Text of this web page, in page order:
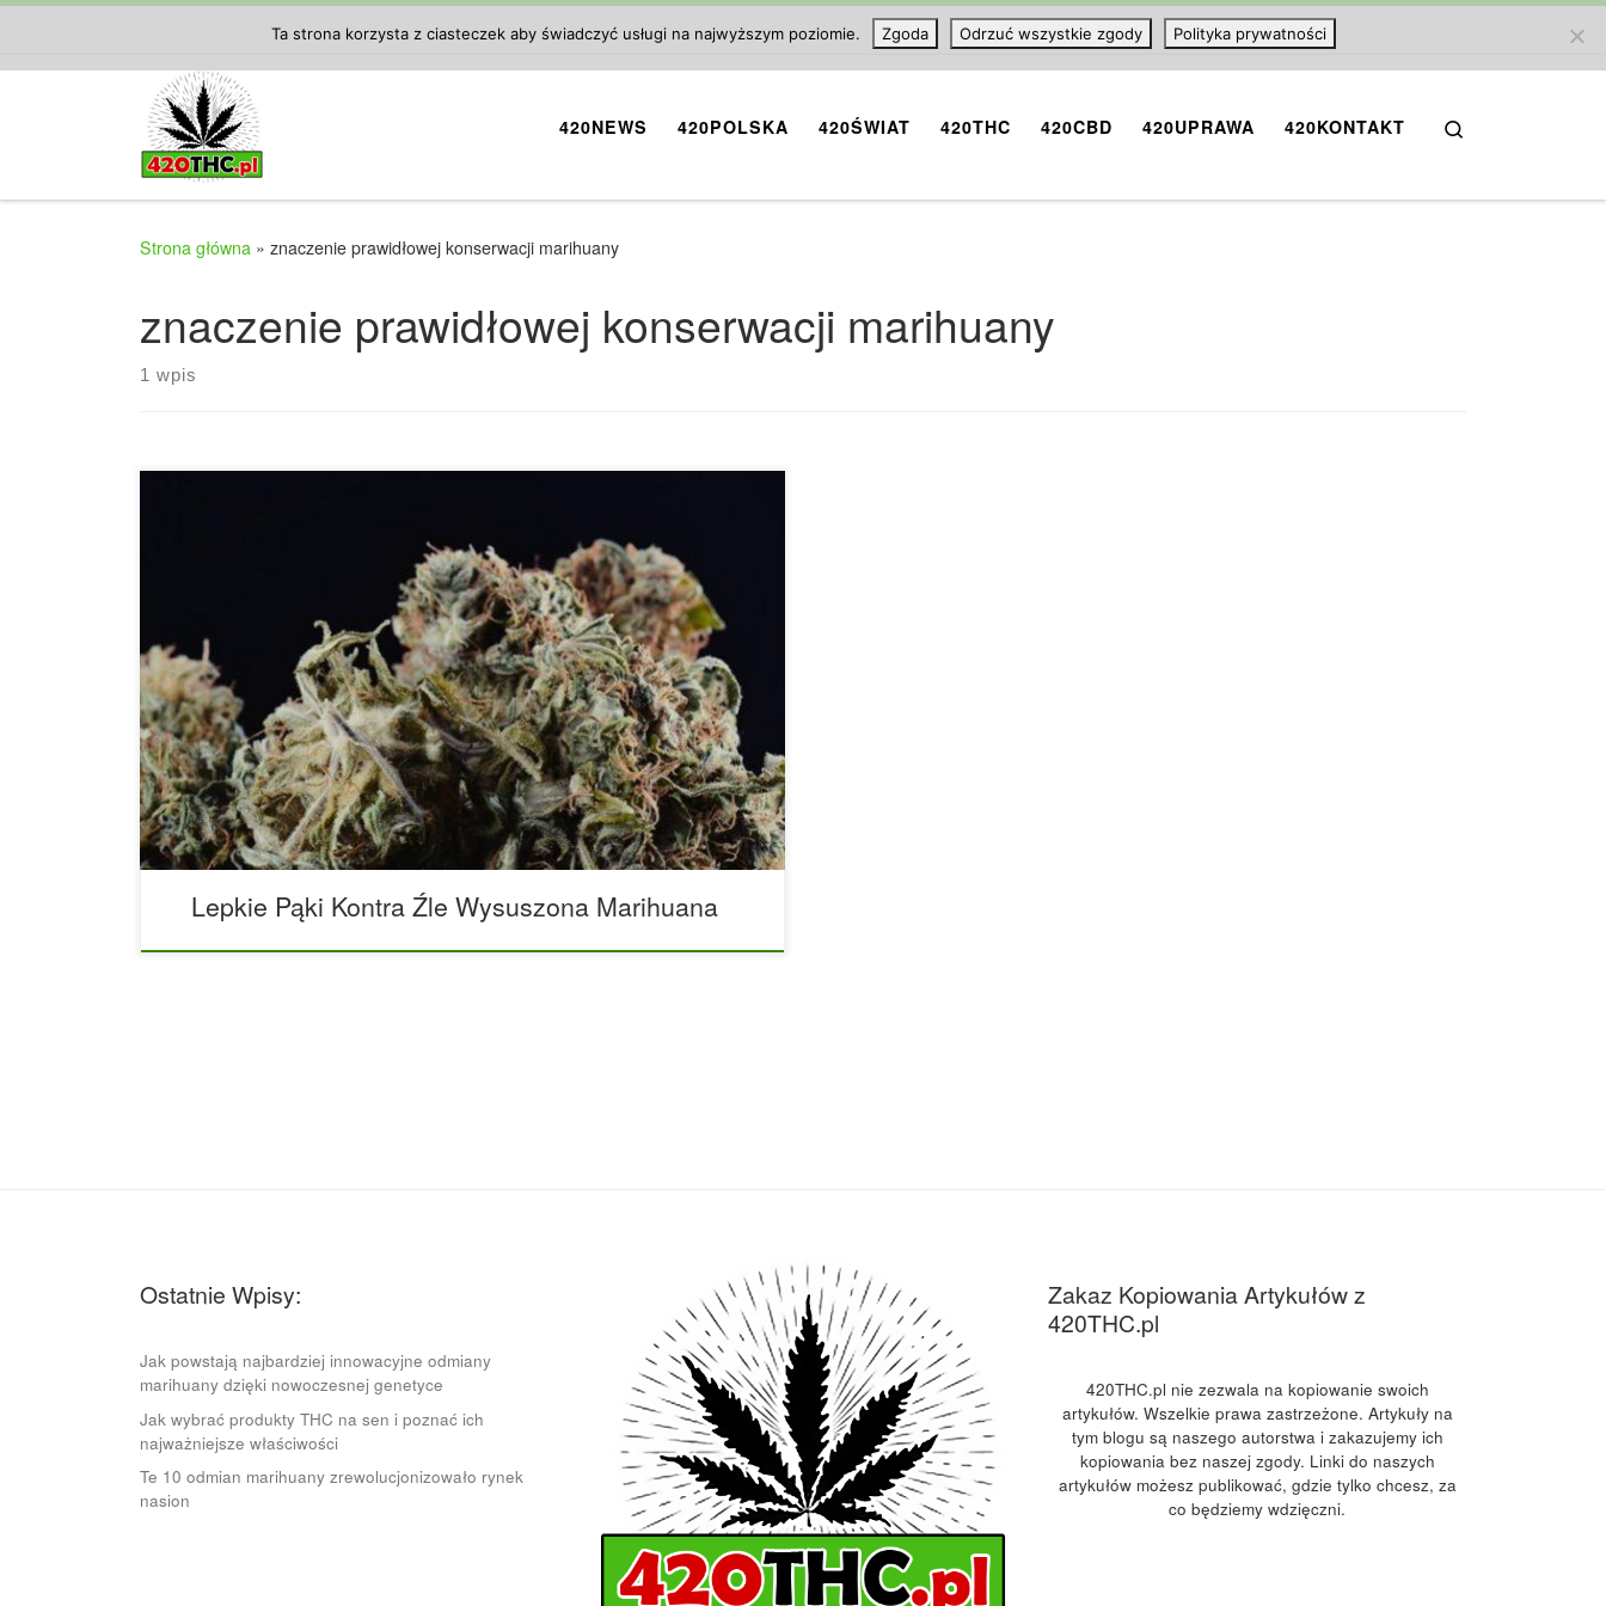
420NEWS 420POLSKA 420ŚWIAT 420THC 420CBD 420UPRAWA 420KONTAKT
Strona główna » znaczenie prawidłowej konserwacji marihuany
znaczenie prawidłowej konserwacji marihuany
1 wpis
Skąd możesz wiedzieć, czy lepkie pąki, które kupujesz są wysokiej jakości?
Wielu konsumentów marihuany uważa, że lepka marihuana jest najwyższej
jakości; jednak warto powiedzieć, że są dwa powody, dla których pąki mogą się
lepić: albo marihuana jest wilgotna, albo po prostu została wysuszona zbyt
szybko. Faktem jest, że „lepkość” bryłki może być przypisana dużej zawartości
żywicy i trichomów (czyli jest […]
Lepkie Pąki Kontra Źle Wysuszona Marihuana
Ostatnie Wpisy:
Jak powstają najbardziej innowacyjne odmiany
marihuany dzięki nowoczesnej genetyce
Jak wybrać produkty THC na sen i poznać ich
najważniejsze właściwości
Te 10 odmian marihuany zrewolucjonizowało rynek
nasion
Zakaz Kopiowania Artykułów z
420THC.pl
420THC.pl nie zezwala na kopiowanie swoich
artykułów. Wszelkie prawa zastrzeżone. Artykuły na
tym blogu są naszego autorstwa i zakazujemy ich
kopiowania bez naszej zgody. Linki do naszych
artykułów możesz publikować, gdzie tylko chcesz, za
co będziemy wdzięczni.
Ta strona korzysta z ciasteczek aby świadczyć usługi na najwyższym poziomie. Zgoda Odrzuć wszystkie zgody Polityka prywatności